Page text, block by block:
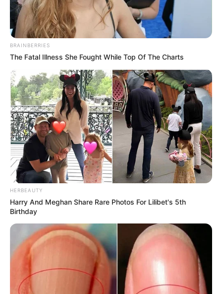
BRAINBERRIES
The Fatal Illness She Fought While Top Of The Charts
HERBEAUTY
Harry And Meghan Share Rare Photos For Lilibet's 5th
Birthday